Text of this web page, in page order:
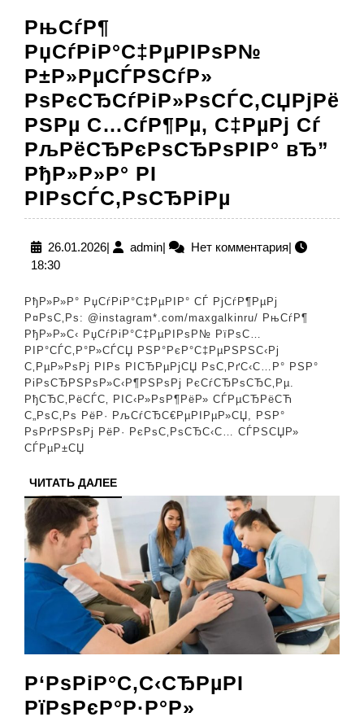
РњСѓР¶
РџСѓРіР°С‡РµРІРѕР№
Р±Р»РµСЃРЅСѓР»
РѕРєСЂСѓРіР»РѕСЃС‚СЏРјРё
РЅРµ С…СѓР¶Рµ, С‡РµРј Сѓ
РљРёСЂРєРѕСЂРѕРІР° вЂ”
РђР»Р»Р° РІ
РІРѕСЃС‚РѕСЂРіРµ
РЅРµ
С…
СѓР¶Рµ,
С‡РµРј
Сѓ
вЂ”
РІ
26.01.202626.01.2026
| adminadmin
| Нет комментария|
18:30
РђР»Р»Р° РџСѓРіР°С‡РµРІР° СЃ РјСѓР¶РµРј
Р¤РѕС‚Рѕ: @instagram*.com/maxgalkinru/ РњСѓР¶
РђР»Р»С‹ РџСѓРіР°С‡РµРІРѕР№ РїРѕС…
РІР°СЃС‚Р°Р»СЃСЏ РЅР°РєР°С‡РµРЅРЅС‹Рј
С‚РµР»РѕРј РІРѕ РІСЂРµРјСЏ РѕС‚РґС‹С…Р° РЅР°
РіРѕСЂРЅРѕР»С‹Р¶РЅРѕРј РєСѓСЂРѕСЂС‚Рµ.
РђСЂС‚РёСЃС‚ РІС‹Р»РѕР¶РёР» СЃРµСЂРёСЋ
С„РѕС‚Рѕ РёР· РљСѓСЂС€РµРІРµР»СЏ, РЅР°
РѕРґРЅРѕРј РёР· РєРѕС‚РѕСЂС‹С… СЃРЅСЏР»
СЃРµР±СЏ
ЧИТАТЬ ДАЛЕЕЧИТАТЬ
ДАЛЕЕ
Р‘РѕРіР°С‚С‹СЂРµРІ
РїРѕРєР°Р·Р°Р»